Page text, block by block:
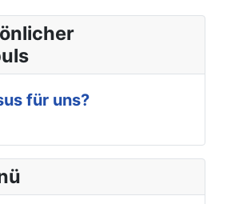
für uns?